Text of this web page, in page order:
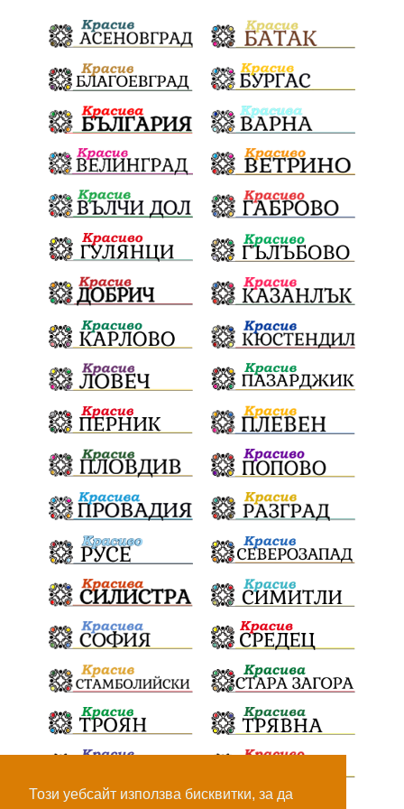
Този уебсайт използва бисквитки, за да
Пловдив БългарскиДух ГражданскаПозиция
ГражданскоУчастие Отговорност
ОбщинскиСъвет Полиграф
ДетекторНаЛъжата МВР
ОбезпечителниМерки МестнаВласт Котел
СИК Ружица РайнаКнягиня
ВеселинОрешков Шофьори
НационаленШампион ОрлинОрлиновЕнчев
ЕкатеринаДафовска Тракия ПТП
100Метра Атина
Живи свидетели на историята
БрашноСтоименов ИстинскиХляб
БългарскоКачество ПътнаИнфраструктура
Асфалт ВСС СъдебнаРеформа Шантаж
ПолитическиНатиск ЗаплахаЗаАрест
ПартияВеличие
ВоенниТехнологии